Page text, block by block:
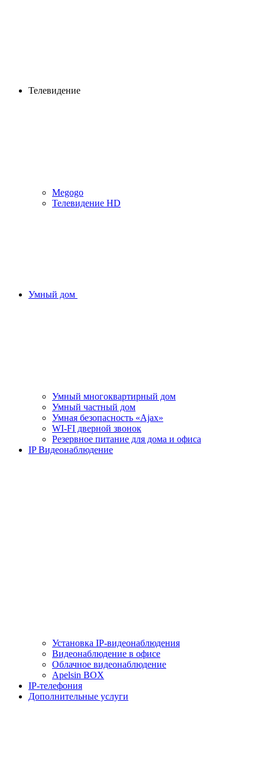
Телевидение
Megogo
Телевидение HD
Умный дом
Умный многоквартирный дом
Умный частный дом
Умная безопасность «Ajax»
WI-FI дверной звонок
Резервное питание для дома и офиса
IP Видеонаблюдение
Установка IP-видеонаблюдения
Видеонаблюдение в офисе
Облачное видеонаблюдение
Apelsin BOX
IP-телефония
Дополнительные услуги